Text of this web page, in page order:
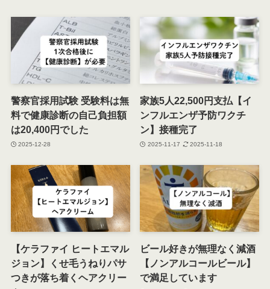
警察官採用試験 受験料は無
料で健康診断の自己負担額
は20,400円でした
2025-12-28
家族5人22,500円支払【イ
ンフルエンザ予防ワクチ
ン】接種完了
2025-11-17 2025-11-18
【ケラファイ ヒートエマル
ジョン】くせ毛うねりパサ
つきが落ち着くヘアクリー
ビール好きが無理なく減酒
【ノンアルコールビール】
で満足しています